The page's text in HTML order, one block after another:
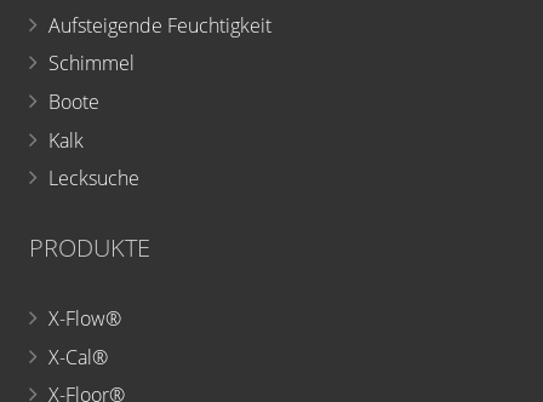
Aufsteigende Feuchtigkeit
Schimmel
Boote
Kalk
Lecksuche
PRODUKTE
X-Flow®
X-Cal®
X-Floor®